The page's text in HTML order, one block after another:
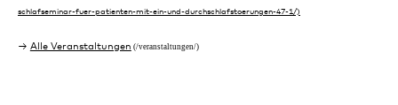
Alle Veranstaltungen